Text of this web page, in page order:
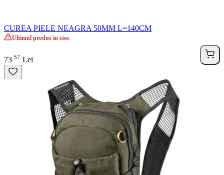
CUREA PIELE NEAGRA 50MM L=140CM
Ultimul produs in stoc
73 57 Lei